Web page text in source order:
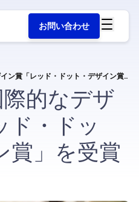
お問い合わせ
Cognite、国際的なデザイン賞「レッド・ドット・デザイン賞」を受賞
的なデザ
ド・ドッ
賞」を受賞